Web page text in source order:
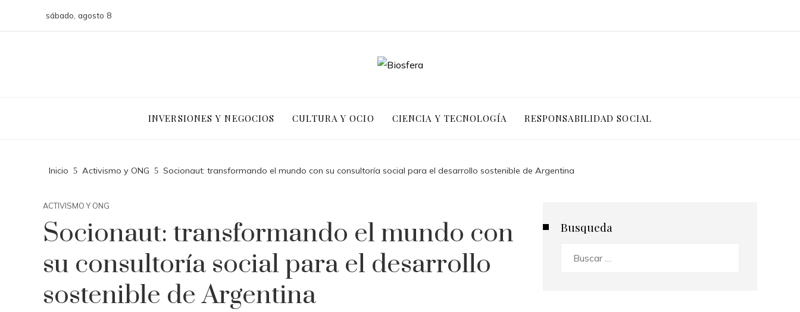
sábado, agosto 8
INVERSIONES Y NEGOCIOS CULTURA Y OCIO CIENCIA Y TECNOLOGÍA RESPONSABILIDAD SOCIAL
Inicio Activismo y ONG Socionaut: transformando el mundo con su consultoría social para el desarrollo sostenible de Argentina
ACTIVISMO Y ONG
Socionaut: transformando el mundo con
su consultoría social para el desarrollo
sostenible de Argentina
Busqueda